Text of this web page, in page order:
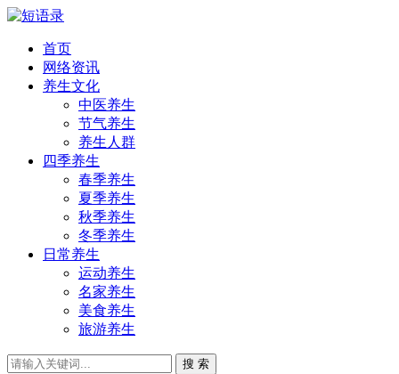
首页
网络资讯
养生文化
中医养生
节气养生
养生人群
四季养生
春季养生
夏季养生
秋季养生
冬季养生
日常养生
运动养生
名家养生
美食养生
旅游养生
搜 索